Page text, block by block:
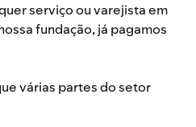
serviço ou varejista em
fundação, já pagamos
várias partes do setor